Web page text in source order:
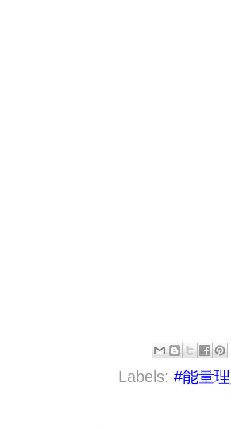
Labels: #能量